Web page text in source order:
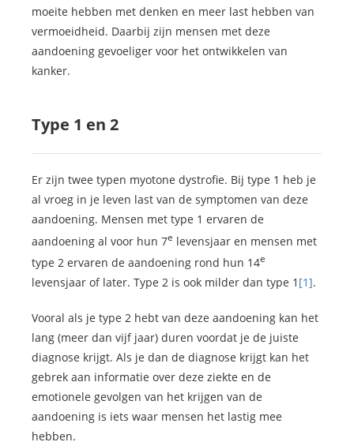
moeite hebben met denken en meer last hebben van
vermoeidheid. Daarbij zijn mensen met deze
aandoening gevoeliger voor het ontwikkelen van
kanker.
Type 1 en 2
Er zijn twee typen myotone dystrofie. Bij type 1 heb je
al vroeg in je leven last van de symptomen van deze
aandoening. Mensen met type 1 ervaren de
aandoening al voor hun 7e levensjaar en mensen met
type 2 ervaren de aandoening rond hun 14e
levensjaar of later. Type 2 is ook milder dan type 1 [1].
Vooral als je type 2 hebt van deze aandoening kan het
lang (meer dan vijf jaar) duren voordat je de juiste
diagnose krijgt. Als je dan de diagnose krijgt kan het
gebrek aan informatie over deze ziekte en de
emotionele gevolgen van het krijgen van de
aandoening is iets waar mensen het lastig mee
hebben.